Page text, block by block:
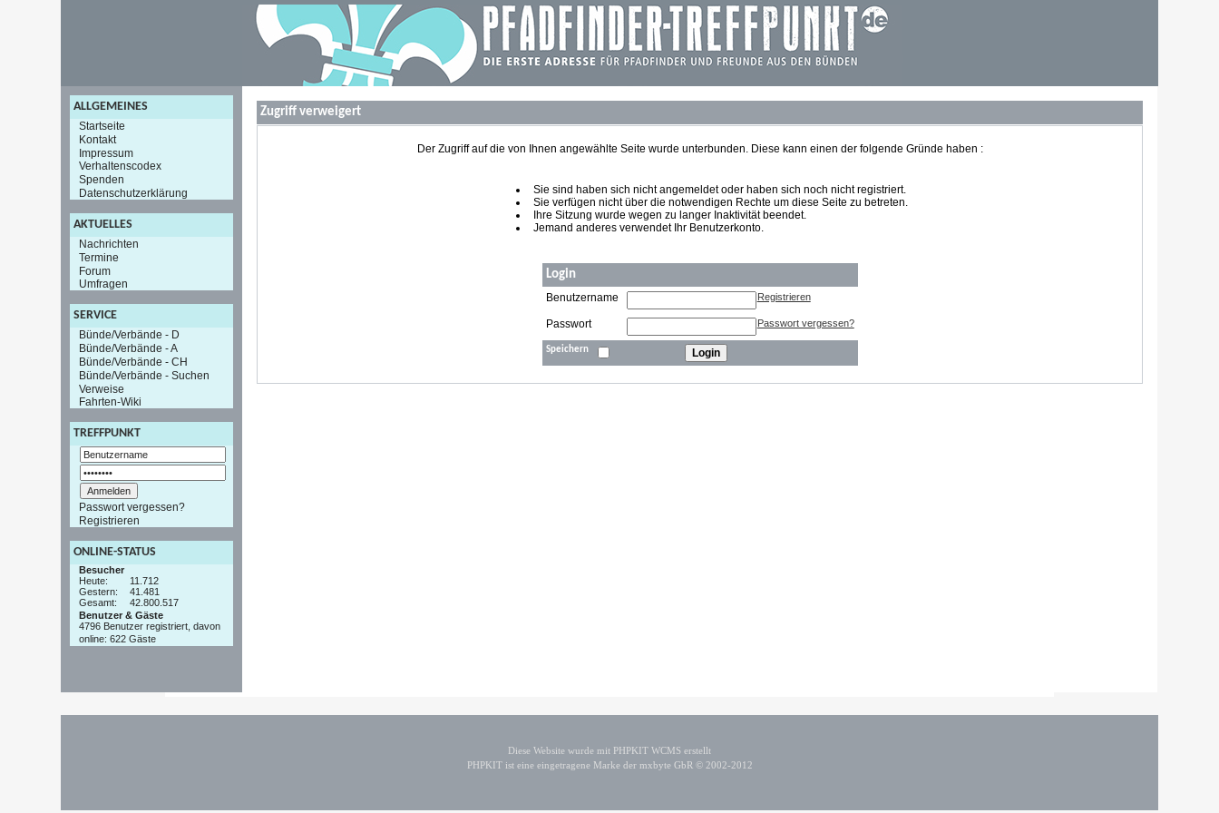
ALLGEMEINES
Startseite
Kontakt
Impressum
Verhaltenscodex
Spenden
Datenschutzerklärung
AKTUELLES
Nachrichten
Termine
Forum
Umfragen
SERVICE
Bünde/Verbände - D
Bünde/Verbände - A
Bünde/Verbände - CH
Bünde/Verbände - Suchen
Verweise
Fahrten-Wiki
TREFFPUNKT
Passwort vergessen?
Registrieren
ONLINE-STATUS
Besucher
Heute:
11.712
Gestern:
41.481
Gesamt:
42.800.517
Benutzer & Gäste
4796 Benutzer registriert, davon
online: 622 Gäste
Zugriff verweigert
Der Zugriff auf die von Ihnen angewählte Seite wurde unterbunden. Diese kann einen der folgende Gründe haben :
Sie sind haben sich nicht angemeldet oder haben sich noch nicht registriert.
Sie verfügen nicht über die notwendigen Rechte um diese Seite zu betreten.
Ihre Sitzung wurde wegen zu langer Inaktivität beendet.
Jemand anderes verwendet Ihr Benutzerkonto.
Login
Benutzername Registrieren
Passwort Passwort vergessen?
Speichern
Diese Website wurde mit PHPKIT WCMS erstellt
PHPKIT ist eine eingetragene Marke der mxbyte GbR © 2002-2012